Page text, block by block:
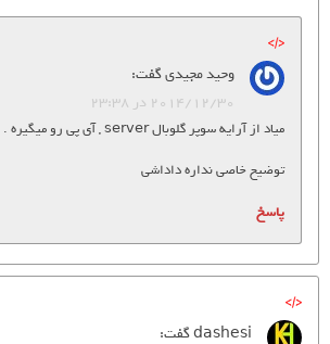
وحید مجیدیگفت:
2014/12/30 در 23:38
میاد از آرایه سوپر گلوبال server , آی پی رو میگیره .
توضیح خاصی نداره داداشی
پاسخ
dashesiگفت: